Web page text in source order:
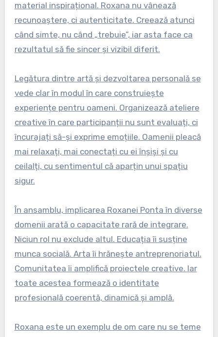
material inspirațional. Roxana nu vânează
recunoaștere, ci autenticitate. Creează atunci
când simte, nu când „trebuie”, iar asta face ca
rezultatul să fie sincer și vizibil diferit.
Legătura dintre artă și dezvoltarea personală se
vede clar în modul în care construiește
experiențe pentru oameni. Organizează ateliere
creative în care participanții nu sunt evaluați, ci
încurajați să-și exprime emoțiile. Oamenii pleacă
mai relaxați, mai conectați cu ei înșiși și cu
ceilalți, cu sentimentul că aparțin unui spațiu
sigur.
În ansamblu, implicarea Roxanei Ponta în diverse
domenii arată o capacitate rară de integrare.
Niciun rol nu exclude altul. Educația îi susține
munca socială. Arta îi hrănește antreprenoriatul.
Comunitatea îi amplifică proiectele creative. Iar
toate acestea formează o identitate
profesională coerentă, dinamică și amplă.
Roxana este un exemplu de om care nu se teme